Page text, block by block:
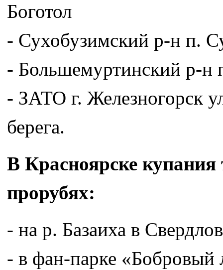
Боготол
- Сухобузимский р-н п.
- Большемуртинский р-н
- ЗАТО г. Железногорск
берега.
В Красноярске
прорубях:
- на р. Базаиха в
- в фан-парке «Бобровый